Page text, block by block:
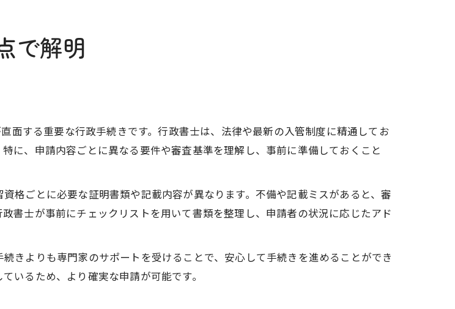
申請の不安を解消する方法
不安を解消するサポートとは
解説する手続き不安の実例
よる書類作成の安心サポート
提供する継続的なサポート体制
任せる申請成功のポイント
で解明
面する重要な行政手続きです。行政書士は、法律や最新の入管制度に精通してお
に、申請内容ごとに異なる要件や審査基準を理解し、事前に準備しておくこと
格ごとに必要な証明書類や記載内容が異なります。不備や記載ミスがあると、審
書士が事前にチェックリストを用いて書類を整理し、申請者の状況に応じたアド
きよりも専門家のサポートを受けることで、安心して手続きを進めることができ
いるため、より確実な申請が可能です。